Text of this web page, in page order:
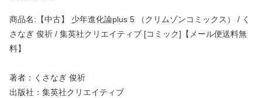
商品名:【中古】 少年進化論plus 5 （クリムゾンコミックス） / く
さなぎ 俊祈 / 集英社クリエイティブ [コミック]【メール便送料無
料】
著者：くさなぎ 俊祈
出版社：集英社クリエイティブ